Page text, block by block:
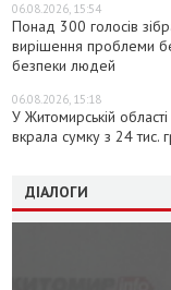
06.08.2026, 15:54
Понад 300 голосів
вирішення проблеми
безпеки людей
06.08.2026, 15:18
У Житомирській
вкрала сумку з 24 тис.
ДІАЛОГИ